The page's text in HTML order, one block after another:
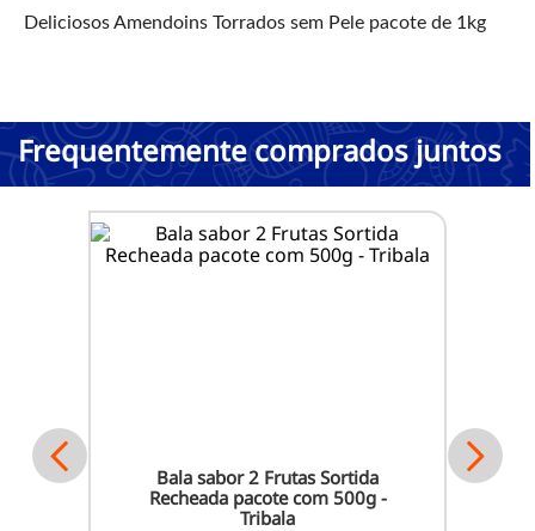
Deliciosos Amendoins Torrados sem Pele pacote de 1kg
Frequentemente comprados juntos
Bala sabor 2 Frutas Sortida
Recheada pacote com 500g -
Tribala